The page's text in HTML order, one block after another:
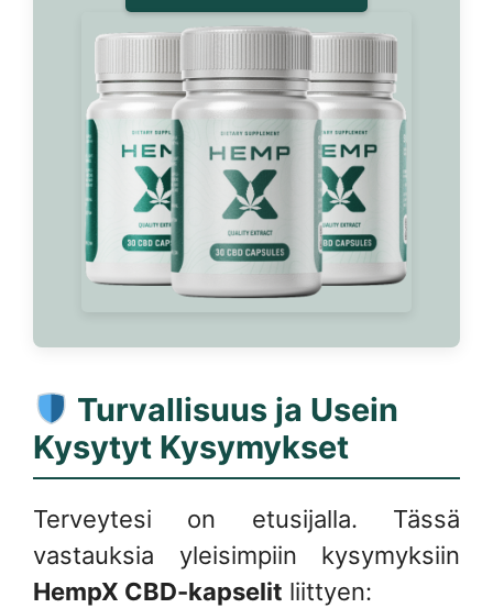
Turvallisuus ja Usein
Kysytyt Kysymykset
Terveytesi on etusijalla. Tässä
vastauksia yleisimpiin kysymyksiin
HempX CBD-kapselit liittyen: